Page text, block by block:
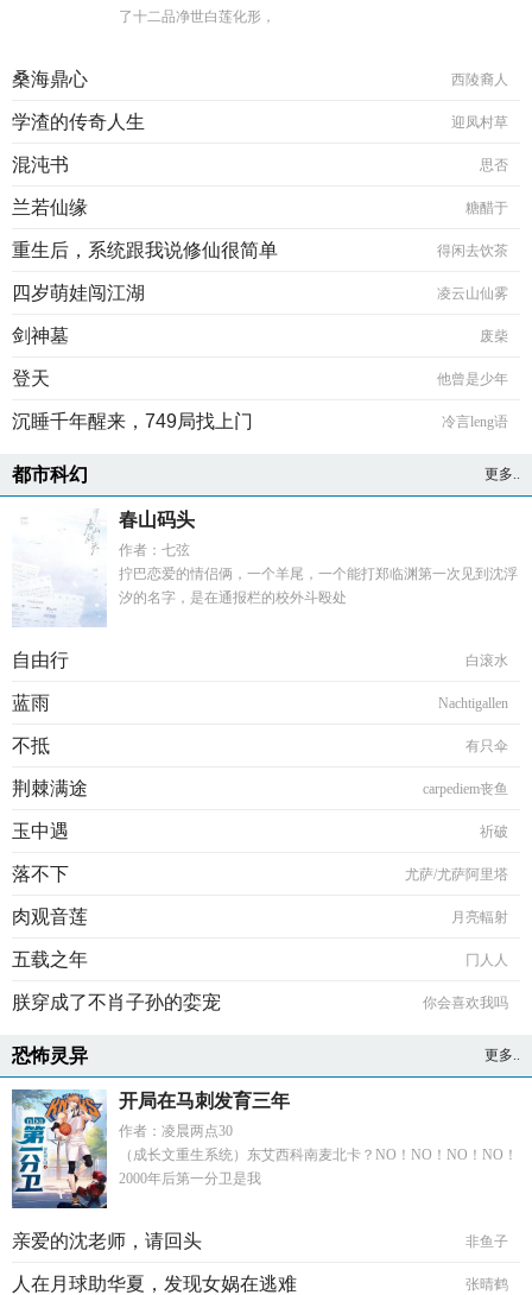
了十二品净世白莲化形，
桑海鼎心 西陵裔人
学渣的传奇人生 迎凤村草
混沌书 思否
兰若仙缘 糖醋于
重生后，系统跟我说修仙很简单 得闲去饮茶
四岁萌娃闯江湖 凌云山仙雾
剑神墓 废柴
登天 他曾是少年
沉睡千年醒来，749局找上门 冷言leng语
都市科幻 更多..
春山码头
作者：七弦
拧巴恋爱的情侣俩，一个羊尾，一个能打郑临渊第一次见到沈浮
汐的名字，是在通报栏的校外斗殴处
自由行 白滚水
蓝雨 Nachtigallen
不抵 有只伞
荆棘满途 carpediem丧鱼
玉中遇 祈破
落不下 尤萨/尤萨阿里塔
肉观音莲 月亮輻射
五载之年 冂人人
朕穿成了不肖子孙的娈宠 你会喜欢我吗
恐怖灵异 更多..
开局在马刺发育三年
作者：凌晨两点30
（成长文重生系统）东艾西科南麦北卡？NO！NO！NO！NO！
2000年后第一分卫是我
亲爱的沈老师，请回头 非鱼子
人在月球助华夏，发现女娲在逃难 张晴鹤